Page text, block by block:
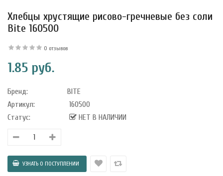
в
Хлебцы хрустящие рисово-гречневые без соли
Bite 160500
0 отзывов
1.85 руб.
Бренд:
BITE
Артикул:
160500
Статус:
НЕТ В НАЛИЧИИ